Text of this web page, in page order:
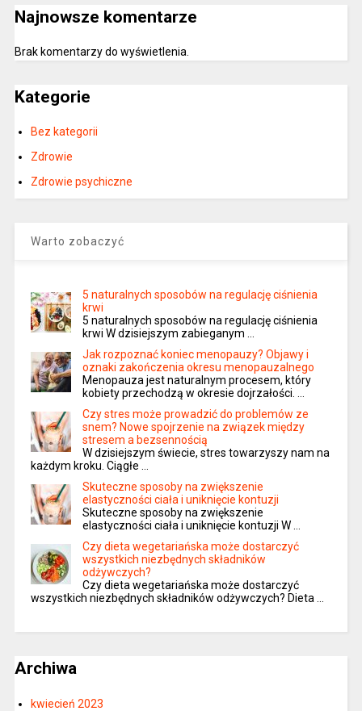
Najnowsze komentarze
Brak komentarzy do wyświetlenia.
Kategorie
Bez kategorii
Zdrowie
Zdrowie psychiczne
Warto zobaczyć
5 naturalnych sposobów na regulację ciśnienia
krwi
5 naturalnych sposobów na regulację ciśnienia
krwi W dzisiejszym zabieganym …
Jak rozpoznać koniec menopauzy? Objawy i
oznaki zakończenia okresu menopauzalnego
Menopauza jest naturalnym procesem, który
kobiety przechodzą w okresie dojrzałości. …
Czy stres może prowadzić do problemów ze
snem? Nowe spojrzenie na związek między
stresem a bezsennością
W dzisiejszym świecie, stres towarzyszy nam na
każdym kroku. Ciągłe …
Skuteczne sposoby na zwiększenie
elastyczności ciała i uniknięcie kontuzji
Skuteczne sposoby na zwiększenie
elastyczności ciała i uniknięcie kontuzji W …
Czy dieta wegetariańska może dostarczyć
wszystkich niezbędnych składników
odżywczych?
Czy dieta wegetariańska może dostarczyć
wszystkich niezbędnych składników odżywczych? Dieta …
Archiwa
kwiecień 2023